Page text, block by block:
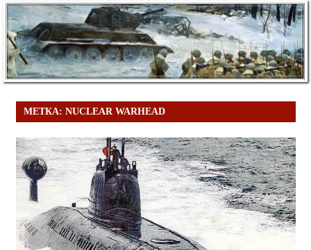
МЕТКА: NUCLEAR WARHEAD